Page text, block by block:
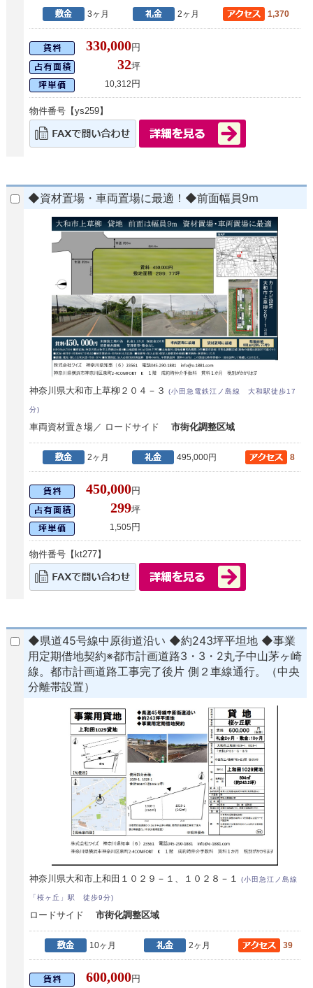
3ヶ月 2ヶ月 1,370
330,000円
32坪
10,312 円
物件番号【ys259】
◆資材置場・車両置場に最適！◆前面幅員9m
神奈川県大和市上草柳２０４－３(小田急電鉄江ノ島線 大和駅徒歩17
分)
車両資材置き場／ ロードサイド市街化調整区域
2ヶ月 495,000円 8
450,000円
299坪
1,505円
物件番号【kt277】
◆県道45号線中原街道沿い ◆約243坪平坦地 ◆事業
用定期借地契約※都市計画道路3・3・2丸子中山茅ヶ崎
線。都市計画道路工事完了後片 側２車線通行。（中央
分離帯設置）
神奈川県大和市上和田１０２９－１、１０２８－１(小田急江ノ島線
「桜ヶ丘」駅 徒歩9分)
ロードサイド市街化調整区域
10ヶ月 2ヶ月 39
600,000円